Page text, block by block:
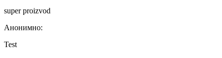
super proizvod
Анонимно:
Test